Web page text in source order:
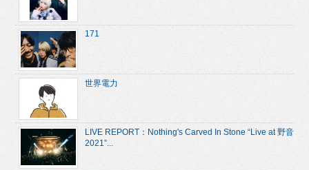
171
世界電力
LIVE REPORT：Nothing's Carved In Stone “Live at 野音
2021”...